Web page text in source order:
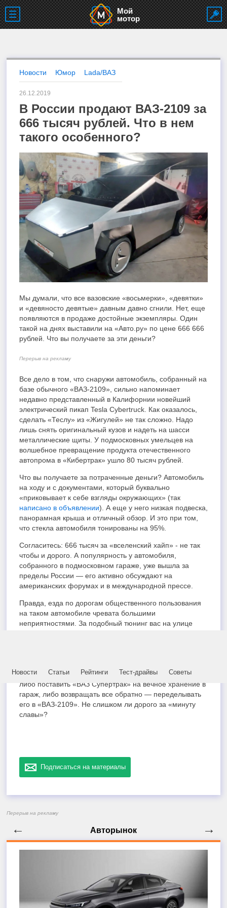
Мой
мотор
Новости Статьи Рейтинги Тест-драйвы Советы
Новости Юмор Lada/ВАЗ
26.12.2019
В России продают ВАЗ-2109 за
666 тысяч рублей. Что в нем
такого особенного?
Мы думали, что все вазовские «восьмерки», «девятки»
и «девяносто девятые» давным давно сгнили. Нет, еще
появляются в продаже достойные экземпляры. Один
такой на днях выставили на «Авто.ру» по цене 666 666
рублей. Что вы получаете за эти деньги?
Перерыв на рекламу
Все дело в том, что снаружи автомобиль, собранный на
базе обычного «ВАЗ-2109», сильно напоминает
недавно представленный в Калифорнии новейший
электрический пикап Tesla Cybertruck. Как оказалось,
сделать «Теслу» из «Жигулей» не так сложно. Надо
лишь снять оригинальный кузов и надеть на шасси
металлические щиты. У подмосковных умельцев на
волшебное превращение продукта отечественного
автопрома в «Кибертрак» ушло 80 тысяч рублей.
Что вы получаете за потраченные деньги? Автомобиль
на ходу и с документами, который буквально
«приковывает к себе взгляды окружающих» (так
написано в объявлении). А еще у него низкая подвеска,
панорамная крыша и отличный обзор. И это при том,
что стекла автомобиля тонированы на 95%.
Согласитесь: 666 тысяч за «вселенский хайп» - не так
чтобы и дорого. А популярность у автомобиля,
собранного в подмосковном гараже, уже вышла за
пределы России — его активно обсуждают на
американских форумах и в международной прессе.
Правда, езда по дорогам общественного пользования
на таком автомобиле чревата большими
неприятностями. За подобный тюнинг вас на улице
на охраняемую стоянку. И придется новому владельцу
либо поставить «ВАЗ Супертрак» на вечное хранение в
гараж, либо возвращать все обратно — переделывать
его в «ВАЗ-2109». Не слишком ли дорого за «минуту
славы»?
Подписаться на материалы
Перерыв на рекламу
Авторынок
← →